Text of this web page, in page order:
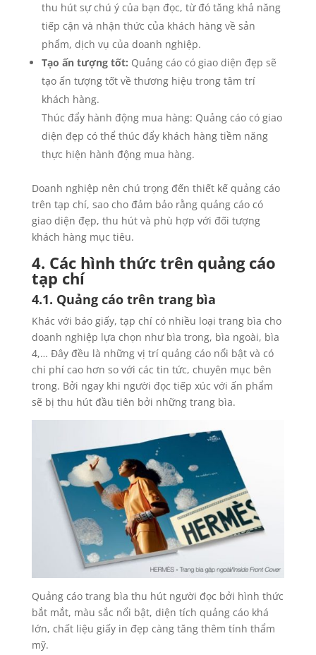
thu hút sự chú ý của bạn đọc, từ đó tăng khả năng
tiếp cận và nhận thức của khách hàng về sản
phẩm, dịch vụ của doanh nghiệp.
Tạo ấn tượng tốt: Quảng cáo có giao diện đẹp sẽ
tạo ấn tượng tốt về thương hiệu trong tâm trí
khách hàng.
Thúc đẩy hành động mua hàng: Quảng cáo có giao
diện đẹp có thể thúc đẩy khách hàng tiềm năng
thực hiện hành động mua hàng.
Doanh nghiệp nên chú trọng đến thiết kế quảng cáo
trên tạp chí, sao cho đảm bảo rằng quảng cáo có
giao diện đẹp, thu hút và phù hợp với đối tượng
khách hàng mục tiêu.
4. Các hình thức trên quảng cáo
tạp chí
4.1. Quảng cáo trên trang bìa
Khác với báo giấy, tạp chí có nhiều loại trang bìa cho
doanh nghiệp lựa chọn như bìa trong, bìa ngoài, bìa
4,… Đây đều là những vị trí quảng cáo nổi bật và có
chi phí cao hơn so với các tin tức, chuyên mục bên
trong. Bởi ngay khi người đọc tiếp xúc với ấn phẩm
sẽ bị thu hút đầu tiên bởi những trang bìa.
Quảng cáo trang bìa thu hút người đọc bởi hình thức
bắt mắt, màu sắc nổi bật, diện tích quảng cáo khá
lớn, chất liệu giấy in đẹp càng tăng thêm tính thẩm
mỹ.